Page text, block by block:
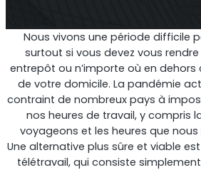
Nous vivons une période difficile
surtout si vous devez vous rendre
entrepôt ou n’importe où en dehors
de votre domicile. La pandémie
contraint de nombreux pays à
nos heures de travail, y compris
voyageons et les heures que
Une alternative plus sûre et viable
télétravail, qui consiste